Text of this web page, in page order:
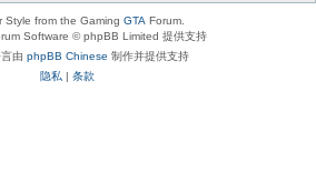
Style from the Gaming GTA Forum.
Software © phpBB Limited 提供支持
由 phpBB Chinese 制作并提供支持
隐私 | 条款